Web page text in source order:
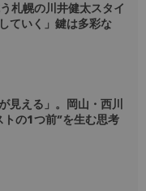
札幌の川井健太スタイ
ていく」鍵は多彩な
見える」。岡山・西川
トの1つ前”を生む思考